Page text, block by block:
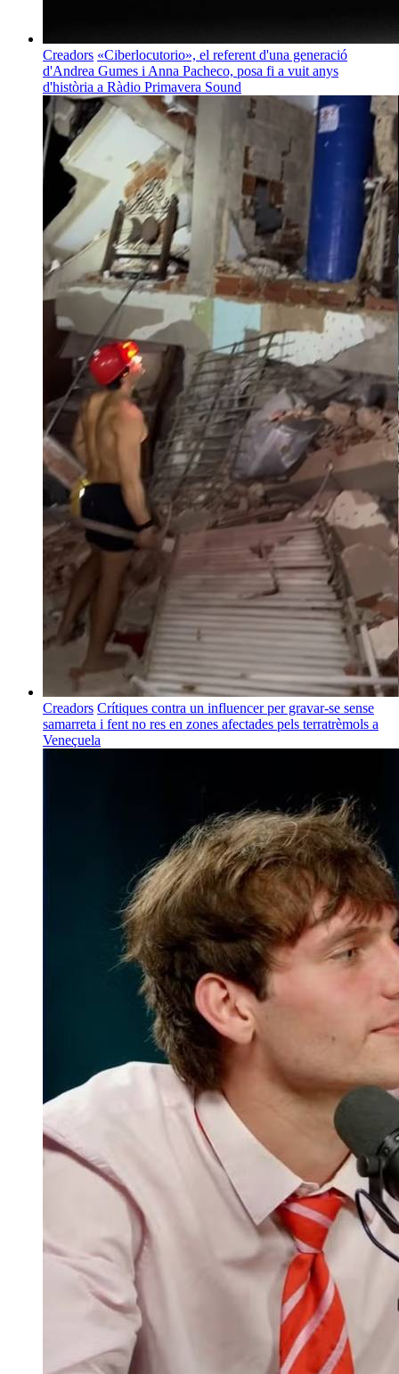
Creadors «Ciberlocutorio», el referent d'una generació
d'Andrea Gumes i Anna Pacheco, posa fi a vuit anys
d'història a Ràdio Primavera Sound
Creadors Crítiques contra un influencer per gravar-se sense
samarreta i fent no res en zones afectades pels terratrèmols a
Veneçuela